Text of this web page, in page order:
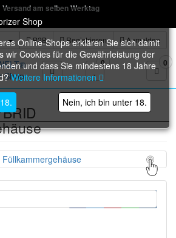
am selben Werktag
B2B Registrieren Anmelden
0 0
Online-Shops erklären Sie sich damit
wir Cookies für die Gewährleistung der
und dass Sie mindestens 18 Jahre
Weitere Informationen
Nein, ich bin unter 18.